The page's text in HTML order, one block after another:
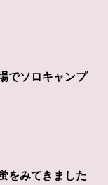
でソロキャンプ
をみてきました